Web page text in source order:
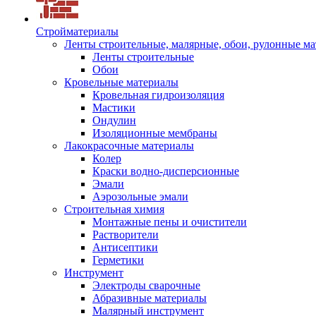
Стройматериалы
Ленты строительные, малярные, обои, рулонные
Ленты строительные
Обои
Кровельные материалы
Кровельная гидроизоляция
Мастики
Ондулин
Изоляционные мембраны
Лакокрасочные материалы
Колер
Краски водно-дисперсионные
Эмали
Аэрозольные эмали
Строительная химия
Монтажные пены и очистители
Растворители
Антисептики
Герметики
Инструмент
Электроды сварочные
Абразивные материалы
Малярный инструмент